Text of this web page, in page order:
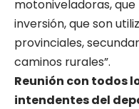
motoniveladoras,
inversión, que son
provinciales,
caminos rurales”.
Reunión con todos
intendentes del